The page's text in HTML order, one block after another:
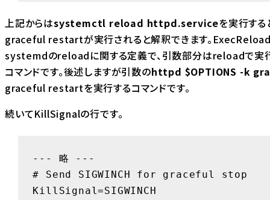
上記からはsystemctl reload httpd.serviceを実行する
graceful restartが実行されると解釈できます。
systemdのreloadに関する定義で、引数部分はreloadで実
コマンドです。後述しますが引数のhttpd $OPTIONS -k
graceful restartを実行するコマンドです。
続いてKillSignalの行です。
--- 略 ---
# Send SIGWINCH for graceful stop
KillSignal=SIGWINCH